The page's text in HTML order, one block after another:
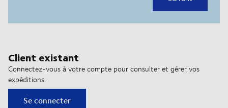
Client existant
Connectez-vous à votre compte pour consulter et gérer vos
expéditions.
Se connecter